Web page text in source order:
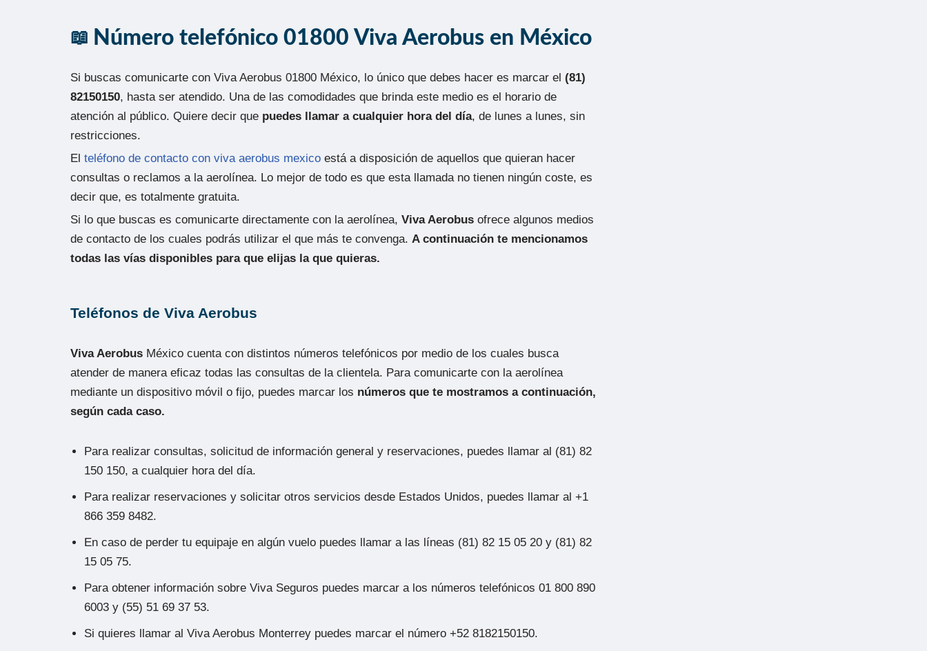
Número telefónico 01800 Viva Aerobus en México
Si buscas comunicarte con Viva Aerobus 01800 México, lo único que debes hacer es marcar el (81)
82150150, hasta ser atendido. Una de las comodidades que brinda este medio es el horario de
atención al público. Quiere decir que puedes llamar a cualquier hora del día, de lunes a lunes, sin
restricciones.
El teléfono de contacto con viva aerobus mexico está a disposición de aquellos que quieran hacer
consultas o reclamos a la aerolínea. Lo mejor de todo es que esta llamada no tienen ningún coste, es
decir que, es totalmente gratuita.
Si lo que buscas es comunicarte directamente con la aerolínea, Viva Aerobus ofrece algunos medios
de contacto de los cuales podrás utilizar el que más te convenga. A continuación te mencionamos
todas las vías disponibles para que elijas la que quieras.
Teléfonos de Viva Aerobus
Viva Aerobus México cuenta con distintos números telefónicos por medio de los cuales busca
atender de manera eficaz todas las consultas de la clientela. Para comunicarte con la aerolínea
mediante un dispositivo móvil o fijo, puedes marcar los números que te mostramos a continuación,
según cada caso.
Para realizar consultas, solicitud de información general y reservaciones, puedes llamar al (81) 82
150 150, a cualquier hora del día.
Para realizar reservaciones y solicitar otros servicios desde Estados Unidos, puedes llamar al +1
866 359 8482.
En caso de perder tu equipaje en algún vuelo puedes llamar a las líneas (81) 82 15 05 20 y (81) 82
15 05 75.
Para obtener información sobre Viva Seguros puedes marcar a los números telefónicos 01 800 890
6003 y (55) 51 69 37 53.
Si quieres llamar al Viva Aerobus Monterrey puedes marcar el número +52 8182150150.